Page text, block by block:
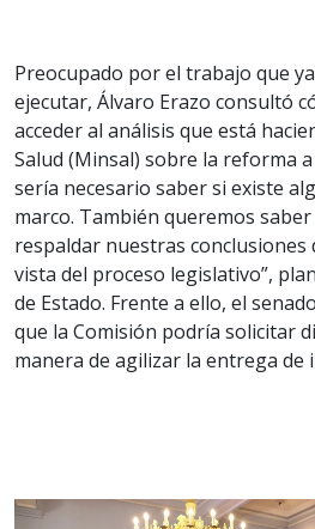
Preocupado por el trabajo que
ejecutar, Álvaro Erazo consultó
acceder al análisis que está
Salud (Minsal) sobre la reforma a
sería necesario saber si existe
marco. También queremos
respaldar nuestras conclusiones
vista del proceso legislativo”,
de Estado. Frente a ello, el
que la Comisión podría solicitar
manera de agilizar la entrega de